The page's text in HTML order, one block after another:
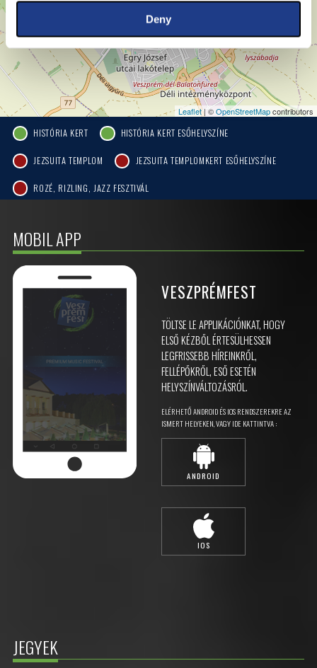
Deny
Leaflet| ©OpenStreetMapcontributors
HISTÓRIA KERT HISTÓRIA KERT ESŐHELYSZÍNE
JEZSUITA TEMPLOM JEZSUITA TEMPLOMKERT ESŐHELYSZÍNE
ROZÉ, RIZLING, JAZZ FESZTIVÁL
JEGYEK
MOBIL APP
VESZPRÉMFEST
TÖLTSE LE APPLIKÁCIÓNKAT, HOGY
ELSŐ KÉZBŐL ÉRTESÜLHESSEN
LEGFRISSEBB HÍREINKRŐL,
FELLÉPŐKRŐL, ESŐ ESETÉN
HELYSZÍNVÁLTOZÁSRÓL.
ELÉRHETŐ ANDROID ÉS IOS RENDSZEREKRE AZ
ISMERT HELYEKEN, VAGY IDE KATTINTVA :
ANDROID
IOS